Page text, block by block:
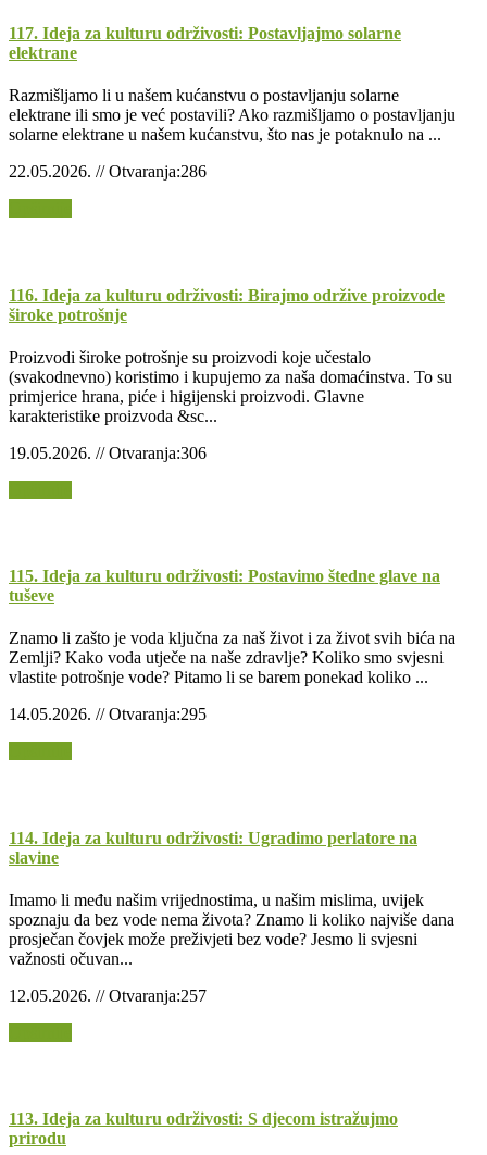
117. Ideja za kulturu održivosti: Postavljajmo solarne
elektrane
Razmišljamo li u našem kućanstvu o postavljanju solarne
elektrane ili smo je već postavili? Ako razmišljamo o postavljanju
solarne elektrane u našem kućanstvu, što nas je potaknulo na ...
22.05.2026. // Otvaranja:286
116. Ideja za kulturu održivosti: Birajmo održive proizvode
široke potrošnje
Proizvodi široke potrošnje su proizvodi koje učestalo
(svakodnevno) koristimo i kupujemo za naša domaćinstva. To su
primjerice hrana, piće i higijenski proizvodi. Glavne
karakteristike proizvoda &sc...
19.05.2026. // Otvaranja:306
115. Ideja za kulturu održivosti: Postavimo štedne glave na
tuševe
Znamo li zašto je voda ključna za naš život i za život svih bića na
Zemlji? Kako voda utječe na naše zdravlje? Koliko smo svjesni
vlastite potrošnje vode? Pitamo li se barem ponekad koliko ...
14.05.2026. // Otvaranja:295
114. Ideja za kulturu održivosti: Ugradimo perlatore na
slavine
Imamo li među našim vrijednostima, u našim mislima, uvijek
spoznaju da bez vode nema života? Znamo li koliko najviše dana
prosječan čovjek može preživjeti bez vode? Jesmo li svjesni
važnosti očuvan...
12.05.2026. // Otvaranja:257
113. Ideja za kulturu održivosti: S djecom istražujmo
prirodu